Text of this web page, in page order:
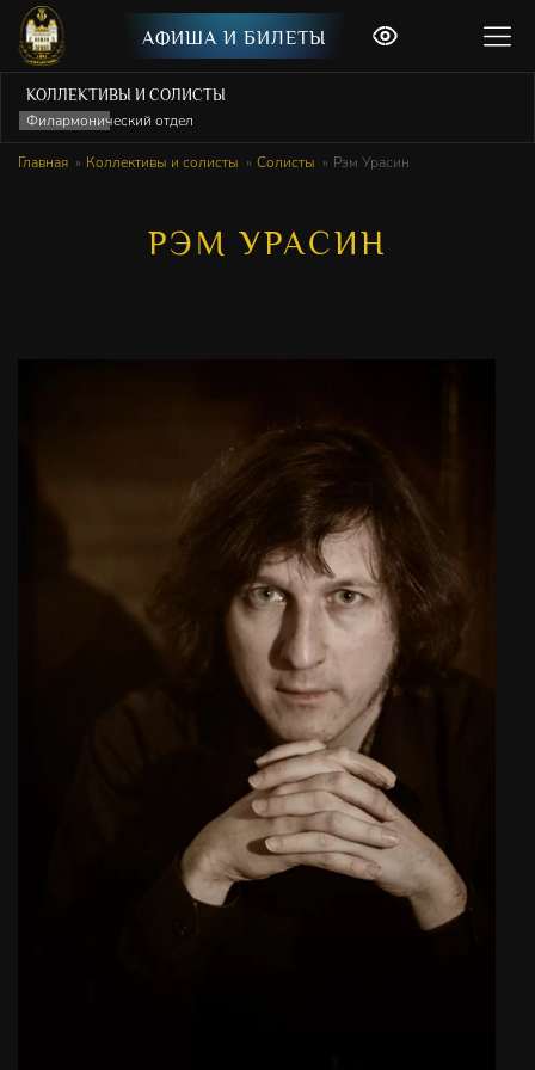
АФИША И БИЛЕТЫ
КОЛЛЕКТИВЫ И СОЛИСТЫ
Филармонический отдел
Главная Коллективы и солисты Солисты Рэм Урасин
РЭМ УРАСИН